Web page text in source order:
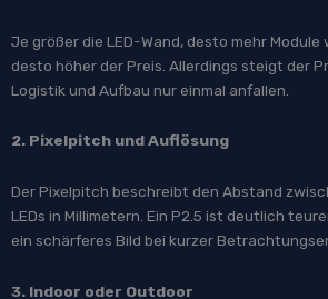
Je größer die LED-Wand, desto mehr
desto höher der Preis. Allerdings steigt der
Logistik und Aufbau nur einmal anfallen.
2. Pixelpitch und Auflösung
Der Pixelpitch beschreibt den Abstand
LEDs in Millimetern. Ein P2.5 ist deutlich
ein schärferes Bild bei kurzer
3. Indoor oder Outdoor